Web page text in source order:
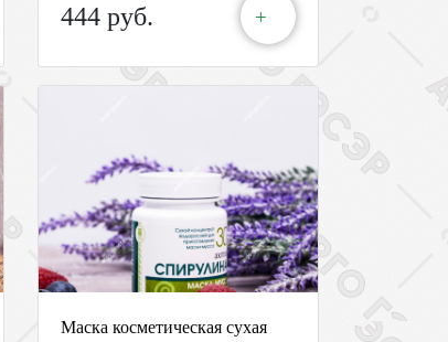
444 руб. +
Маска косметическая сухая